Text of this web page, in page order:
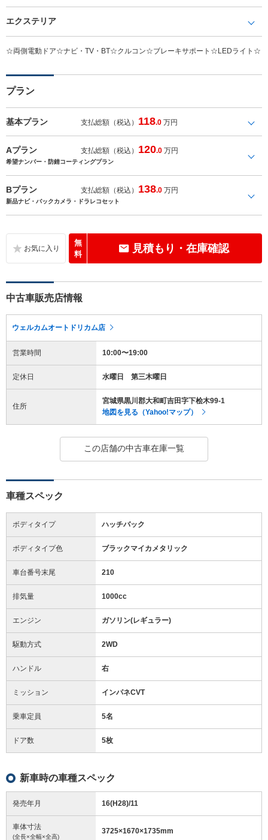
エクステリア
☆両側電動ドア☆ナビ・TV・BT☆クルコン☆ブレーキサポート☆LEDライト☆
プラン
基本プラン 支払総額（税込） 118.0 万円
Aプラン 支払総額（税込） 120.0 万円
希望ナンバー・防錆コーティングプラン
Bプラン 支払総額（税込） 138.0 万円
新品ナビ・バックカメラ・ドラレコセット
無
料
見積もり・在庫確認
中古車販売店情報
ウェルカムオートドリカム店
営業時間 10:00〜19:00
定休日 水曜日 第三木曜日
住所
宮城県黒川郡大和町吉田字下桧木99-1
地図を見る（Yahoo!マップ）
この店舗の中古車在庫一覧
車種スペック
ボディタイプ ハッチバック
ボディタイプ色 ブラックマイカメタリック
車台番号末尾 210
排気量 1000cc
エンジン ガソリン(レギュラー)
駆動方式 2WD
ハンドル 右
ミッション インパネCVT
乗車定員 5名
ドア数 5枚
新車時の車種スペック
発売年月 16(H28)/11
車体寸法
(全長×全幅×全高)
3725×1670×1735mm